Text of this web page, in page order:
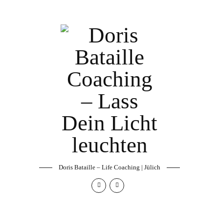
Doris Bataille – Life Coaching | Jülich